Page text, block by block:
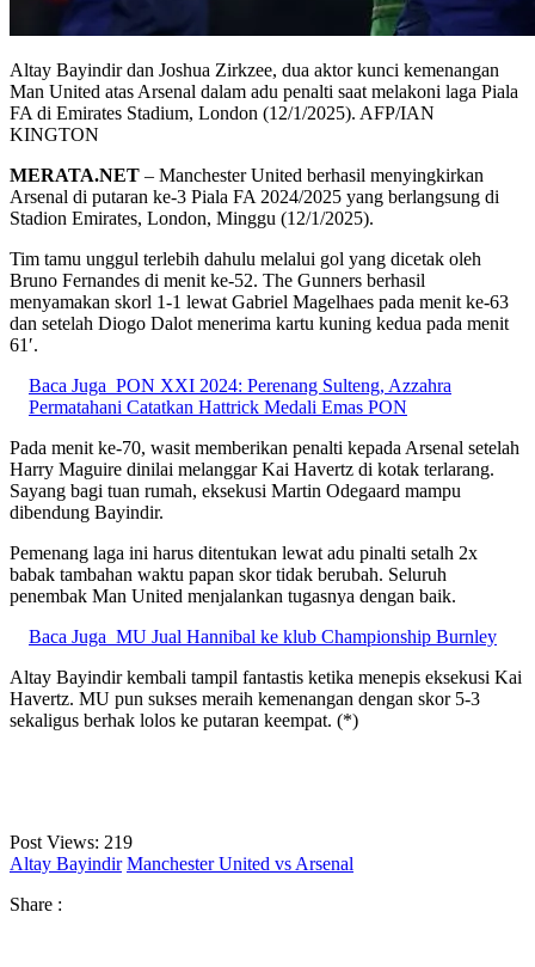
Altay Bayindir dan Joshua Zirkzee, dua aktor kunci kemenangan
Man United atas Arsenal dalam adu penalti saat melakoni laga Piala
FA di Emirates Stadium, London (12/1/2025). AFP/IAN
KINGTON
MERATA.NET – Manchester United berhasil menyingkirkan
Arsenal di putaran ke-3 Piala FA 2024/2025 yang berlangsung di
Stadion Emirates, London, Minggu (12/1/2025).
Tim tamu unggul terlebih dahulu melalui gol yang dicetak oleh
Bruno Fernandes di menit ke-52. The Gunners berhasil
menyamakan skorl 1-1 lewat Gabriel Magelhaes pada menit ke-63
dan setelah Diogo Dalot menerima kartu kuning kedua pada menit
61′.
Baca Juga PON XXI 2024: Perenang Sulteng, Azzahra
Permatahani Catatkan Hattrick Medali Emas PON
Pada menit ke-70, wasit memberikan penalti kepada Arsenal setelah
Harry Maguire dinilai melanggar Kai Havertz di kotak terlarang.
Sayang bagi tuan rumah, eksekusi Martin Odegaard mampu
dibendung Bayindir.
Pemenang laga ini harus ditentukan lewat adu pinalti setalh 2x
babak tambahan waktu papan skor tidak berubah. Seluruh
penembak Man United menjalankan tugasnya dengan baik.
Baca Juga MU Jual Hannibal ke klub Championship Burnley
Altay Bayindir kembali tampil fantastis ketika menepis eksekusi Kai
Havertz. MU pun sukses meraih kemenangan dengan skor 5-3
sekaligus berhak lolos ke putaran keempat. (*)
Post Views: 219
Altay Bayindir Manchester United vs Arsenal
Share :